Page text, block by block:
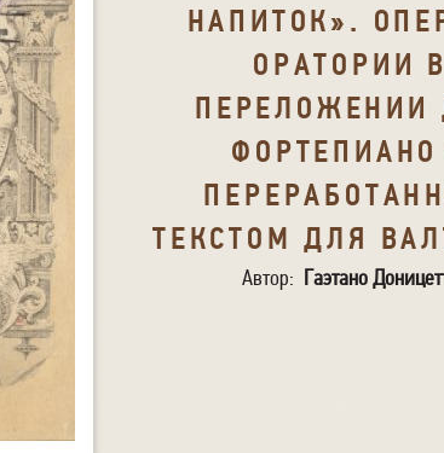
НАПИТОК».
ОРАТОРИИ В
ПЕРЕЛОЖЕНИИ
ФОРТЕПИАНО
ТЕКСТОМ ДЛЯ
Автор: Гаэтано